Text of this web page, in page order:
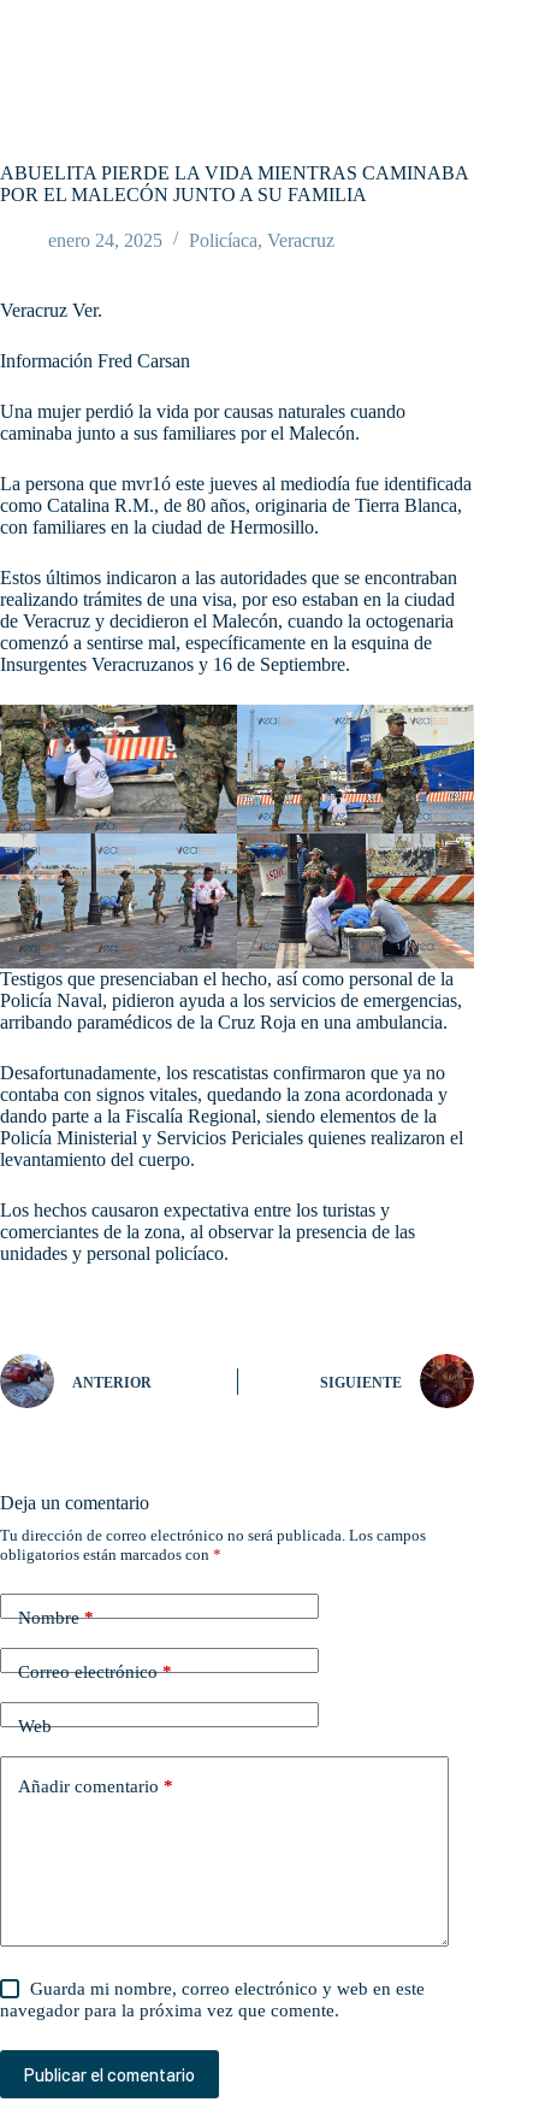
ABUELITA PIERDE LA VIDA MIENTRAS CAMINABA
POR EL MALECÓN JUNTO A SU FAMILIA
enero 24, 2025 Policíaca, Veracruz
Veracruz Ver.
Información Fred Carsan
Una mujer perdió la vida por causas naturales cuando
caminaba junto a sus familiares por el Malecón.
La persona que mvr1ó este jueves al mediodía fue identificada
como Catalina R.M., de 80 años, originaria de Tierra Blanca,
con familiares en la ciudad de Hermosillo.
Estos últimos indicaron a las autoridades que se encontraban
realizando trámites de una visa, por eso estaban en la ciudad
de Veracruz y decidieron el Malecón, cuando la octogenaria
comenzó a sentirse mal, específicamente en la esquina de
Insurgentes Veracruzanos y 16 de Septiembre.
Testigos que presenciaban el hecho, así como personal de la
Policía Naval, pidieron ayuda a los servicios de emergencias,
arribando paramédicos de la Cruz Roja en una ambulancia.
Desafortunadamente, los rescatistas confirmaron que ya no
contaba con signos vitales, quedando la zona acordonada y
dando parte a la Fiscalía Regional, siendo elementos de la
Policía Ministerial y Servicios Periciales quienes realizaron el
levantamiento del cuerpo.
Los hechos causaron expectativa entre los turistas y
comerciantes de la zona, al observar la presencia de las
unidades y personal policíaco.
ANTERIOR SIGUIENTE
Deja un comentario
Tu dirección de correo electrónico no será publicada. Los campos
obligatorios están marcados con *
Nombre*
Correo electrónico*
Web
Añadir comentario *
Guarda mi nombre, correo electrónico y web en este
navegador para la próxima vez que comente.
Publicar el comentario